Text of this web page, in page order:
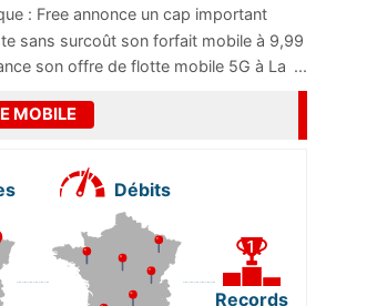
: Free annonce un cap important
...
sans surcoût son forfait mobile à 9,99
son offre de flotte mobile 5G à La ...
MOBILE
Débits
Records